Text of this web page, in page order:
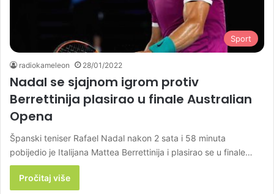
Sport
radiokameleon 28/01/2022
Nadal se sjajnom igrom protiv
Berrettinija plasirao u finale Australian
Opena
Španski teniser Rafael Nadal nakon 2 sata i 58 minuta
pobijedio je Italijana Mattea Berrettinija i plasirao se u finale…
Pročitaj više